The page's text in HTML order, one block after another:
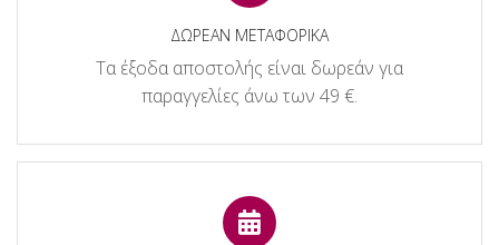
ΔΩΡΕΑΝ ΜΕΤΑΦΟΡΙΚΑ
Τα έξοδα αποστολής είναι δωρεάν για
παραγγελίες άνω των 49 €.